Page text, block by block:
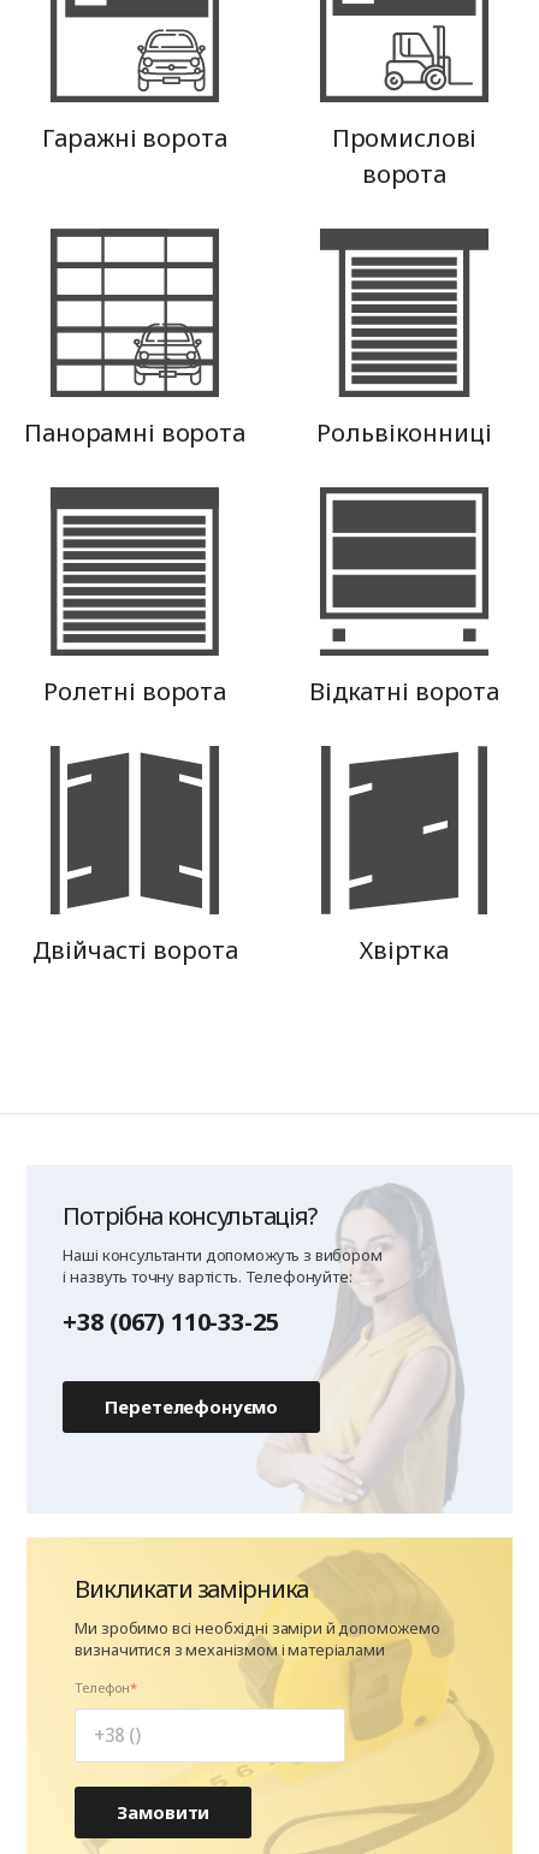
Потрібна консультація?
Наші консультанти допоможуть з вибором
і назвуть точну вартість. Телефонуйте:
+38 (067) 110-33-25
Перетелефонуємо
Викликати замірника
Ми зробимо всі необхідні заміри й допоможемо
визначитися з механізмом і матеріалами
Телефон
Замовити